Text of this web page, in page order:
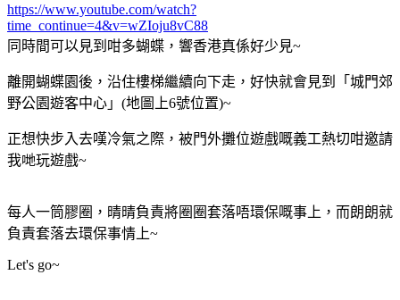
https://www.youtube.com/watch?
time_continue=4&v=wZIoju8vC88
同時間可以見到咁多蝴蝶，響香港真係好少見~
離開蝴蝶園後，沿住樓梯繼續向下走，好快就會見到「城門郊
野公園遊客中心」(地圖上6號位置)~
正想快步入去嘆冷氣之際，被門外攤位遊戲嘅義工熱切咁邀請
我哋玩遊戲~
每人一筒膠圈，晴晴負責將圈圈套落唔環保嘅事上，而朗朗就
負責套落去環保事情上~
Let's go~